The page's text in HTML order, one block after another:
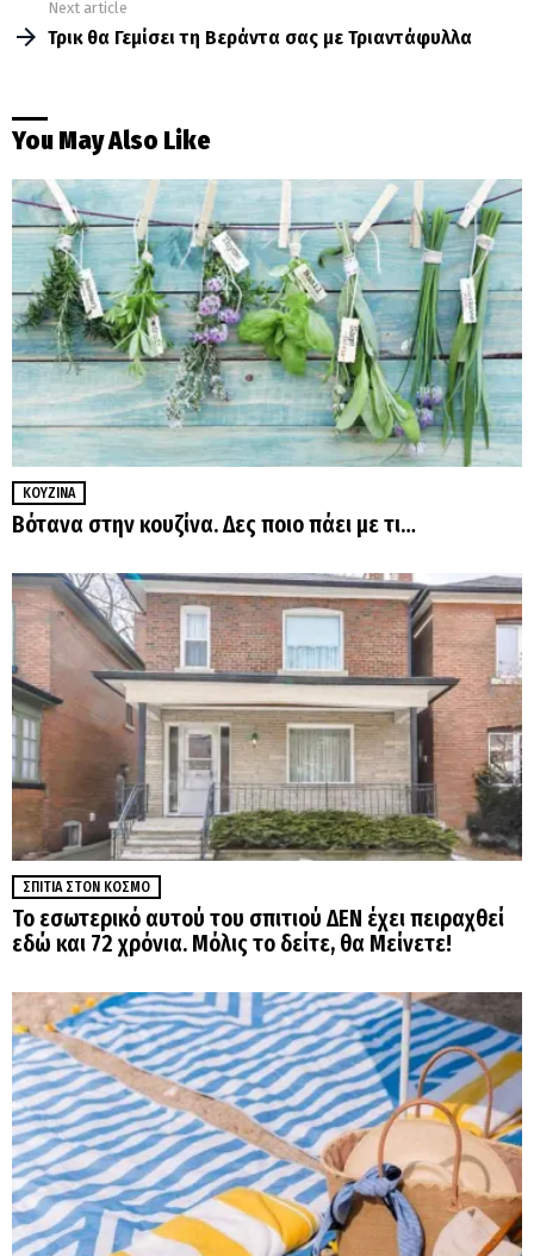
Next article
Τρικ θα Γεμίσει τη Βεράντα σας με Τριαντάφυλλα
You May Also Like
ΚΟΥΖΊΝΑ
Βότανα στην κουζίνα. Δες ποιο πάει με τι…
ΣΠΊΤΙΑ ΣΤΟΝ ΚΌΣΜΟ
Το εσωτερικό αυτού του σπιτιού ΔΕΝ έχει πειραχθεί
εδώ και 72 χρόνια. Μόλις το δείτε, θα Μείνετε!